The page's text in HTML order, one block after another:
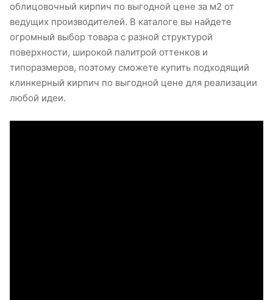
облицовочный кирпич по выгодной цене за м2 от
ведущих производителей. В каталоге вы найдете
огромный выбор товара с разной структурой
поверхности, широкой палитрой оттенков и
типоразмеров, поэтому сможете купить подходящий
клинкерный кирпич по выгодной цене для реализации
любой идеи.